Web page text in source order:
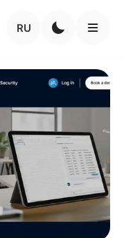
RU